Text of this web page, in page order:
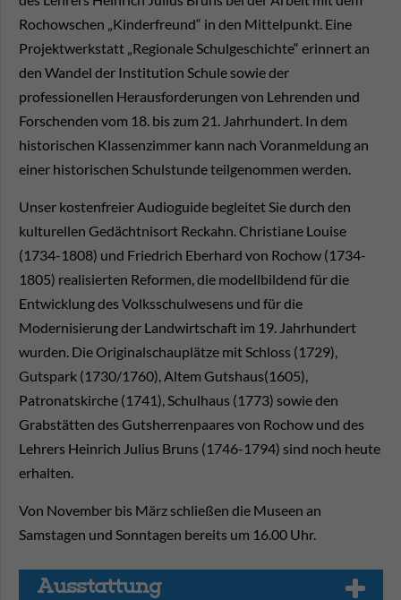
Rochowschen „Kinderfreund“ in den Mittelpunkt. Eine
Projektwerkstatt „Regionale Schulgeschichte“ erinnert an
den Wandel der Institution Schule sowie der
professionellen Herausforderungen von Lehrenden und
Forschenden vom 18. bis zum 21. Jahrhundert. In dem
historischen Klassenzimmer kann nach Voranmeldung an
einer historischen Schulstunde teilgenommen werden.
Unser kostenfreier Audioguide begleitet Sie durch den
kulturellen Gedächtnisort Reckahn. Christiane Louise
(1734-1808) und Friedrich Eberhard von Rochow (1734-
1805) realisierten Reformen, die modellbildend für die
Entwicklung des Volksschulwesens und für die
Modernisierung der Landwirtschaft im 19. Jahrhundert
wurden. Die Originalschauplätze mit Schloss (1729),
Gutspark (1730/1760), Altem Gutshaus(1605),
Patronatskirche (1741), Schulhaus (1773) sowie den
Grabstätten des Gutsherrenpaares von Rochow und des
Lehrers Heinrich Julius Bruns (1746-1794) sind noch heute
erhalten.
Von November bis März schließen die Museen an
Samstagen und Sonntagen bereits um 16.00 Uhr.
Aus­stat­tung